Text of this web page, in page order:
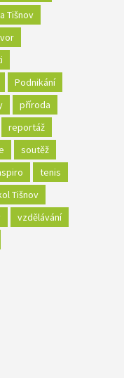
Tišnov
Podnikání
příroda
reportáž
soutěž
tenis
Tišnov
vzdělávání